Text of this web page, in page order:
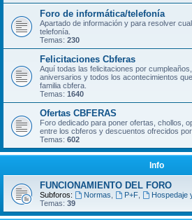
Foro de informática/telefonía
Apartado de información y para resolver
telefonía.
Temas: 230
Felicitaciones Cbferas
Aquí todas las felicitaciones por
aniversarios y todos los acontecimientos
familia cbfera.
Temas: 1640
Ofertas CBFERAS
Foro dedicado para poner ofertas, chollos,
entre los cbferos y descuentos ofrecidos
Temas: 602
Info
FUNCIONAMIENTO DEL FORO
Subforos: Normas P+F,
Hospedaje
Temas: 39